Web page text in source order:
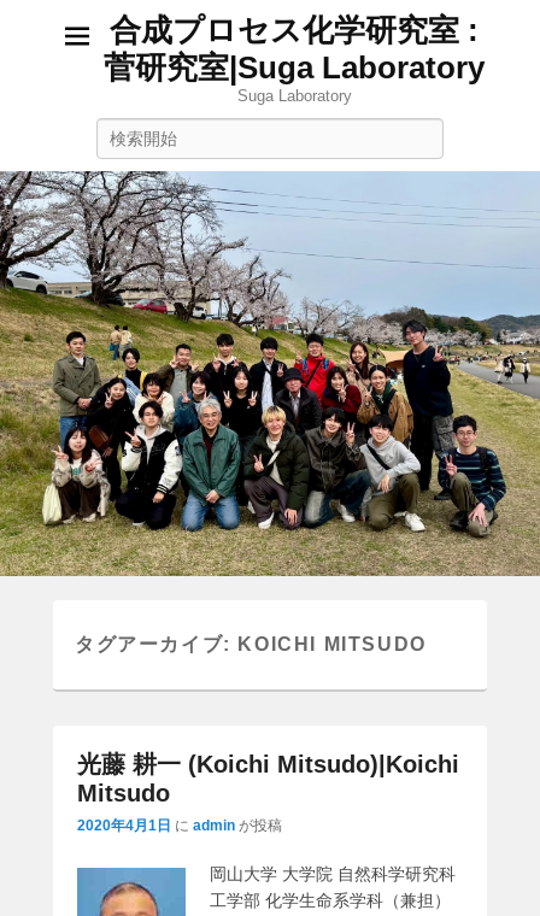
合成プロセス化学研究室 :
菅研究室|Suga Laboratory
Suga Laboratory
タグアーカイブ: KOICHI MITSUDO
光藤 耕一 (Koichi Mitsudo)|Koichi
Mitsudo
2020年4月1日 に admin が投稿
岡山大学 大学院 自然科学研究科
工学部 化学生命系学科（兼担）